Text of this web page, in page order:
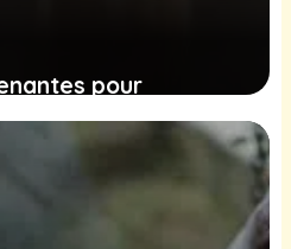
pour
semble toujours